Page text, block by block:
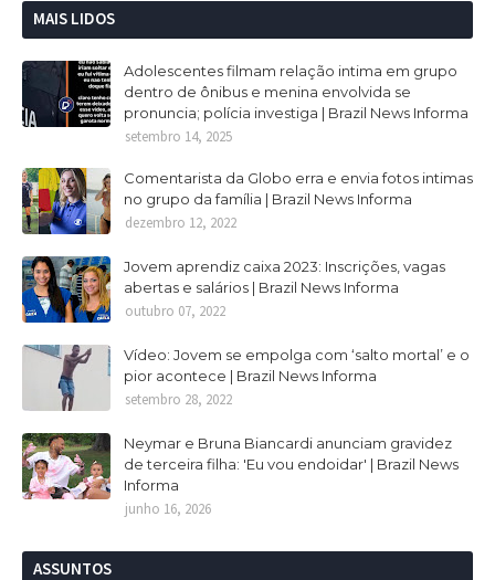
MAIS LIDOS
Adolescentes filmam relação intima em grupo
dentro de ônibus e menina envolvida se
pronuncia; polícia investiga | Brazil News Informa
setembro 14, 2025
Comentarista da Globo erra e envia fotos intimas
no grupo da família | Brazil News Informa
dezembro 12, 2022
Jovem aprendiz caixa 2023: Inscrições, vagas
abertas e salários | Brazil News Informa
outubro 07, 2022
Vídeo: Jovem se empolga com ‘salto mortal’ e o
pior acontece | Brazil News Informa
setembro 28, 2022
Neymar e Bruna Biancardi anunciam gravidez
de terceira filha: 'Eu vou endoidar' | Brazil News
Informa
junho 16, 2026
ASSUNTOS